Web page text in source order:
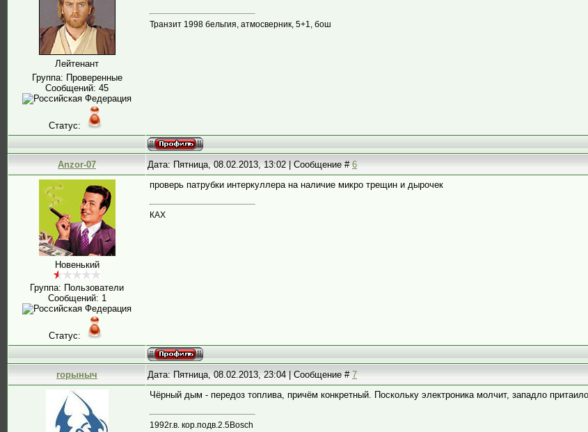
Лейтенант
Группа: Проверенные
Сообщений: 45
Статус:
Транзит 1998 бельгия, атмосверник, 5+1, бош
Anzor-07 Дата: Пятница, 08.02.2013, 13:02 | Сообщение #6
Новенький
Группа: Пользователи
Сообщений: 1
Статус:
проверь патрубки интеркуллера на наличие микро трещин и дырочек
КАХ
горыныч Дата: Пятница, 08.02.2013, 23:04 | Сообщение #7
Чёрный дым - передоз топлива, причём конкретный. Поскольку электроника молчит, западло
1992г.в. кор.подв.2.5Bosch